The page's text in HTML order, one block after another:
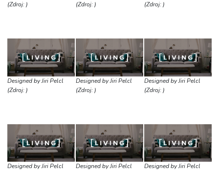
(Zdroj: )
(Zdroj: )
(Zdroj: )
Designed by Jiri Pelcl
(Zdroj: )
Designed by Jiri Pelcl
(Zdroj: )
Designed by Jiri Pelcl
(Zdroj: )
Designed by Jiri Pelcl
Designed by Jiri Pelcl
Designed by Jiri Pelcl